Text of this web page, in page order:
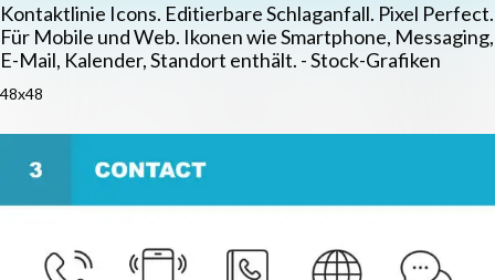
Kontaktlinie Icons. Editierbare Schlaganfall. Pixel Perfect.
Für Mobile und Web. Ikonen wie Smartphone, Messaging,
E-Mail, Kalender, Standort enthält. - Stock-Grafiken
48x48